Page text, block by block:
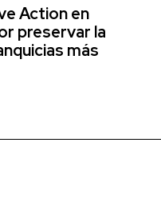
Action en
preservar la
más